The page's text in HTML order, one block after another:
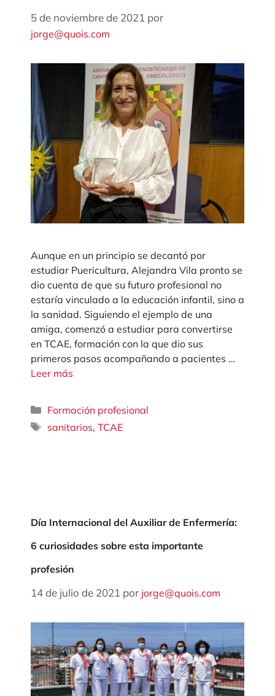
5 de noviembre de 2021 por
jorge@quois.com
Aunque en un principio se decantó por
estudiar Puericultura, Alejandra Vila pronto se
dio cuenta de que su futuro profesional no
estaría vinculado a la educación infantil, sino a
la sanidad. Siguiendo el ejemplo de una
amiga, comenzó a estudiar para convertirse
en TCAE, formación con la que dio sus
primeros pasos acompañando a pacientes …
Leer más
Categorías
Formación profesional
Etiquetas
sanitarios,TCAE
Día Internacional del Auxiliar de Enfermería:
6 curiosidades sobre esta importante
profesión
14 de julio de 2021 por jorge@quois.com